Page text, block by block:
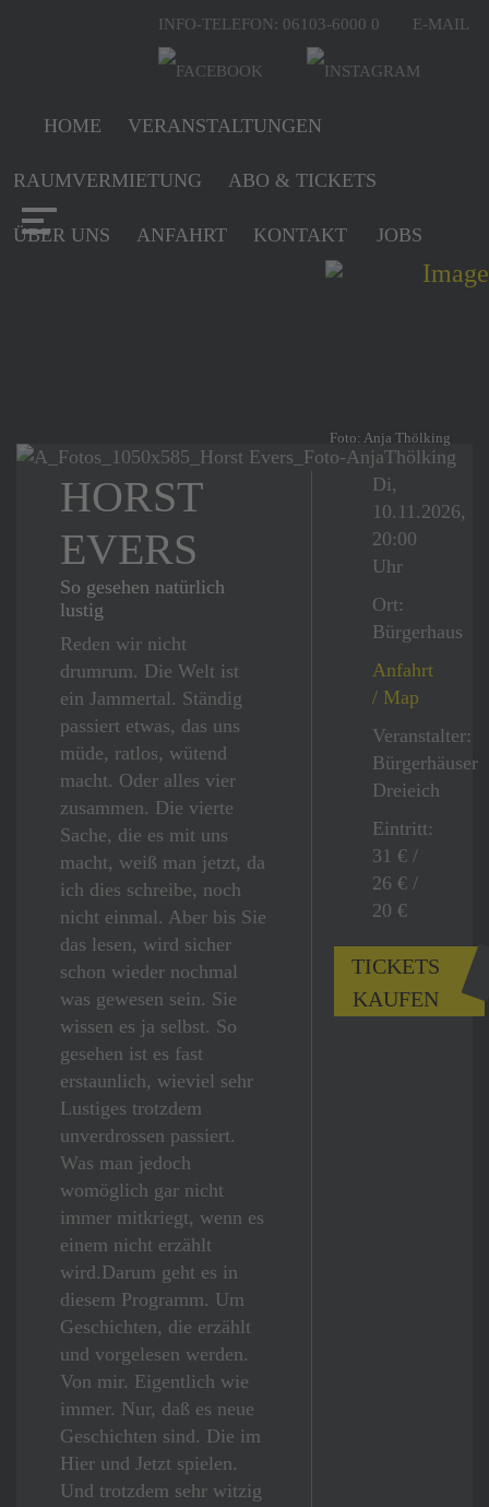
INFO-TELEFON: 06103-6000 0 E-MAIL
HOME VERANSTALTUNGEN
RAUMVERMIETUNG ABO & TICKETS
ÜBER UNS ANFAHRT KONTAKT JOBS
Foto: Anja Thölking
HORST
EVERS
So gesehen natürlich
lustig
Reden wir nicht
drumrum. Die Welt ist
ein Jammertal. Ständig
passiert etwas, das uns
müde, ratlos, wütend
macht. Oder alles vier
zusammen. Die vierte
Sache, die es mit uns
macht, weiß man jetzt, da
ich dies schreibe, noch
nicht einmal. Aber bis Sie
das lesen, wird sicher
schon wieder nochmal
was gewesen sein. Sie
wissen es ja selbst. So
gesehen ist es fast
erstaunlich, wieviel sehr
Lustiges trotzdem
unverdrossen passiert.
Was man jedoch
womöglich gar nicht
immer mitkriegt, wenn es
einem nicht erzählt
wird.Darum geht es in
diesem Programm. Um
Geschichten, die erzählt
und vorgelesen werden.
Von mir. Eigentlich wie
immer. Nur, daß es neue
Geschichten sind. Die im
Hier und Jetzt spielen.
Und trotzdem sehr witzig
Di,
10.11.2026,
20:00
Uhr
Ort:
Bürgerhaus
Anfahrt
/ Map
Veranstalter:
Bürgerhäuser
Dreieich
Eintritt:
31 € /
26 € /
20 €
TICKETS
KAUFEN